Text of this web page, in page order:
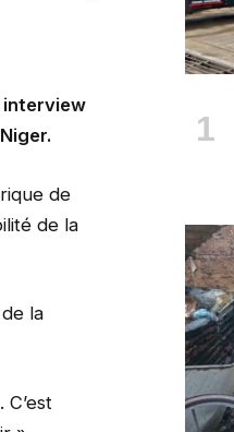
interview
de
de la
la